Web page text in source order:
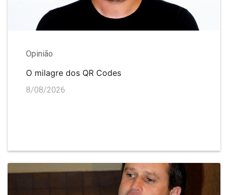
Opinião
O milagre dos QR Codes
8/08/2026